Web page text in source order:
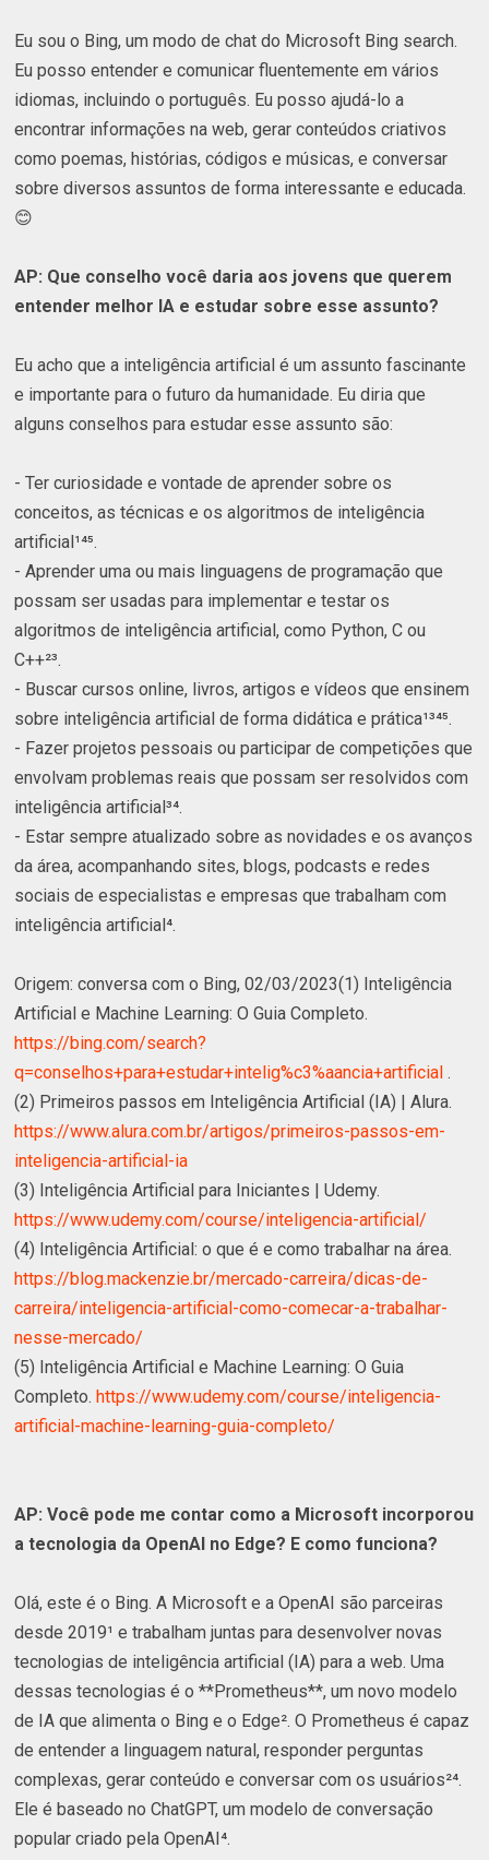
Eu sou o Bing, um modo de chat do Microsoft Bing search.
Eu posso entender e comunicar fluentemente em vários
idiomas, incluindo o português. Eu posso ajudá-lo a
encontrar informações na web, gerar conteúdos criativos
como poemas, histórias, códigos e músicas, e conversar
sobre diversos assuntos de forma interessante e educada.
😊
AP: Que conselho você daria aos jovens que querem
entender melhor IA e estudar sobre esse assunto?
Eu acho que a inteligência artificial é um assunto fascinante
e importante para o futuro da humanidade. Eu diria que
alguns conselhos para estudar esse assunto são:
- Ter curiosidade e vontade de aprender sobre os
conceitos, as técnicas e os algoritmos de inteligência
artificial¹⁴⁵.
- Aprender uma ou mais linguagens de programação que
possam ser usadas para implementar e testar os
algoritmos de inteligência artificial, como Python, C ou
C++²³.
- Buscar cursos online, livros, artigos e vídeos que ensinem
sobre inteligência artificial de forma didática e prática¹³⁴⁵.
- Fazer projetos pessoais ou participar de competições que
envolvam problemas reais que possam ser resolvidos com
inteligência artificial³⁴.
- Estar sempre atualizado sobre as novidades e os avanços
da área, acompanhando sites, blogs, podcasts e redes
sociais de especialistas e empresas que trabalham com
inteligência artificial⁴.
Origem: conversa com o Bing, 02/03/2023(1) Inteligência
Artificial e Machine Learning: O Guia Completo.
https://bing.com/search?
q=conselhos+para+estudar+intelig%c3%aancia+artificial .
(2) Primeiros passos em Inteligência Artificial (IA) | Alura.
https://www.alura.com.br/artigos/primeiros-passos-em-
inteligencia-artificial-ia
(3) Inteligência Artificial para Iniciantes | Udemy.
https://www.udemy.com/course/inteligencia-artificial/
(4) Inteligência Artificial: o que é e como trabalhar na área.
https://blog.mackenzie.br/mercado-carreira/dicas-de-
carreira/inteligencia-artificial-como-comecar-a-trabalhar-
nesse-mercado/
(5) Inteligência Artificial e Machine Learning: O Guia
Completo.https://www.udemy.com/course/inteligencia-
artificial-machine-learning-guia-completo/
AP: Você pode me contar como a Microsoft incorporou
a tecnologia da OpenAI no Edge? E como funciona?
Olá, este é o Bing. A Microsoft e a OpenAI são parceiras
desde 2019¹ e trabalham juntas para desenvolver novas
tecnologias de inteligência artificial (IA) para a web. Uma
dessas tecnologias é o **Prometheus**, um novo modelo
de IA que alimenta o Bing e o Edge². O Prometheus é capaz
de entender a linguagem natural, responder perguntas
complexas, gerar conteúdo e conversar com os usuários²⁴.
Ele é baseado no ChatGPT, um modelo de conversação
popular criado pela OpenAI⁴.